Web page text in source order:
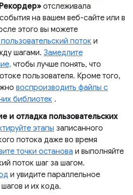
отслеживала
на вашем веб-сайте или в
этого вы можете
поток и
шагами. Замедлите
чтобы лучше понять, что
пользователя. Кроме того,
воспроизводить файлы с
библиотек .
и отладка пользовательских
этапы записанного
потока даже во время
точки останова и выполняйте
поток шаг за шагом.
и увидите параллельное
и их кода.